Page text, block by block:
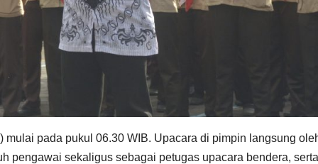
pada pukul 06.30 WIB. Upacara di pimpin langsung
pengawai sekaligus sebagai petugas upacara bendera, serta